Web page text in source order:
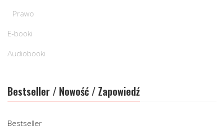
Prawo
E-booki
Audiobooki
Bestseller / Nowość / Zapowiedź
Bestseller